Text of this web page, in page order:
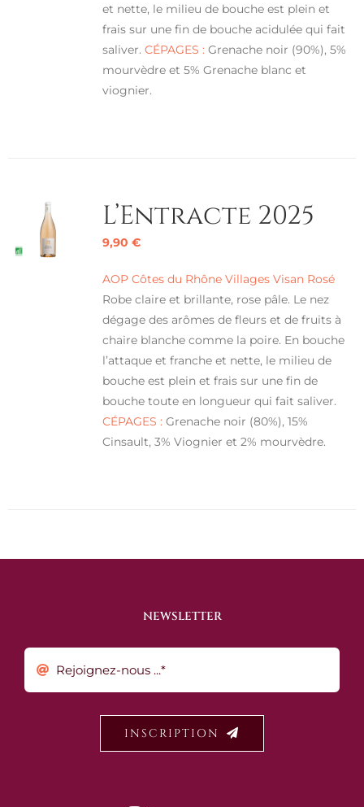
et nette, le milieu de bouche est plein et
frais sur une fin de bouche acidulée qui fait
saliver. CÉPAGES : Grenache noir (90%), 5%
mourvèdre et 5% Grenache blanc et
viognier.
L’Entracte 2025
9,90 €
AOP Côtes du Rhône Villages Visan Rosé
Robe claire et brillante, rose pâle. Le nez
dégage des arômes de fleurs et de fruits à
chaire blanche comme la poire. En bouche
l’attaque et franche et nette, le milieu de
bouche est plein et frais sur une fin de
bouche toute en longueur qui fait saliver.
CÉPAGES : Grenache noir (80%), 15%
Cinsault, 3% Viognier et 2% mourvèdre.
NEWSLETTER
INSCRIPTION